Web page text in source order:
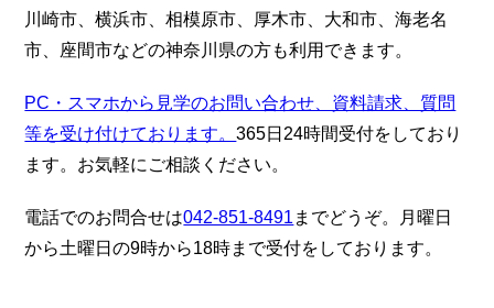
川崎市、横浜市、相模原市、厚木市、大和市、海老名
市、座間市などの神奈川県の方も利用できます。
PC・スマホから見学のお問い合わせ、資料請求、質問
等を受け付けております。365日24時間受付をしており
ます。お気軽にご相談ください。
電話でのお問合せは042-851-8491 までどうぞ。月曜日
から土曜日の9時から18時まで受付をしております。